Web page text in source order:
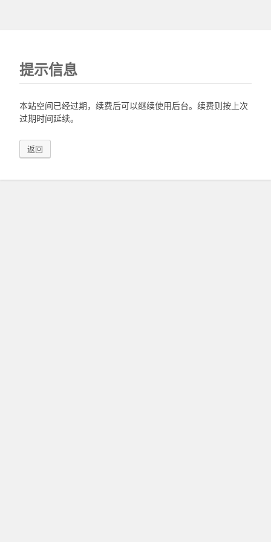
提示信息
本站空间已经过期，续费后可以继续使用后台。续费则按上次
过期时间延续。
返回